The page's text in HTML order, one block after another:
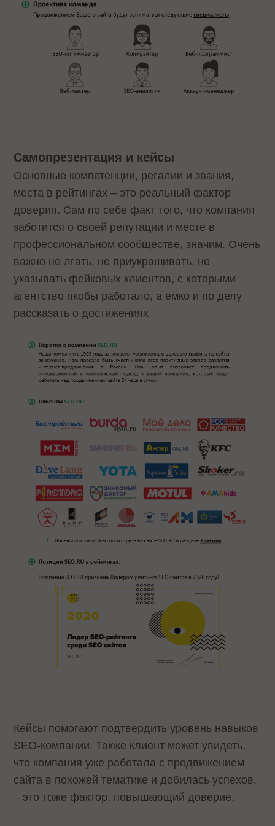
Самопрезентация и кейсы
Основные компетенции, регалии и звания,
места в рейтингах – это реальный фактор
доверия. Сам по себе факт того, что компания
заботится о своей репутации и месте в
профессиональном сообществе, значим. Очень
важно не лгать, не приукрашивать, не
указывать фейковых клиентов, с которыми
агентство якобы работало, а емко и по делу
рассказать о достижениях.
Кейсы помогают подтвердить уровень навыков
SEO-компании. Также клиент может увидеть,
что компания уже работала с продвижением
сайта в похожей тематике и добилась успехов,
– это тоже фактор, повышающий доверие.